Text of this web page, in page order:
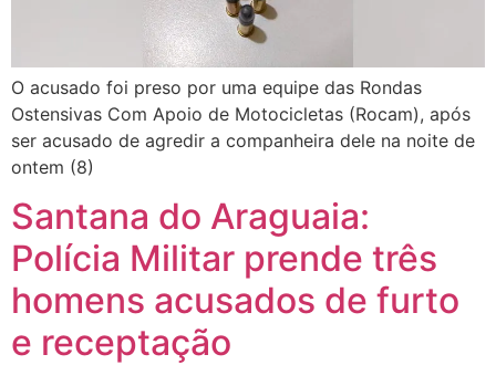
O acusado foi preso por uma equipe das Rondas
Ostensivas Com Apoio de Motocicletas (Rocam), após
ser acusado de agredir a companheira dele na noite de
ontem (8)
Santana do Araguaia:
Polícia Militar prende três
homens acusados de furto
e receptação